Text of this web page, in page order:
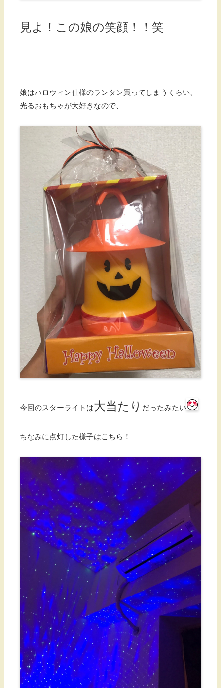
見よ！この娘の笑顔！！笑
娘はハロウィン仕様のランタン買ってしまうくらい、
光るおもちゃが大好きなので、
今回のスターライトは大当たり だったみたい
ちなみに点灯した様子はこちら！